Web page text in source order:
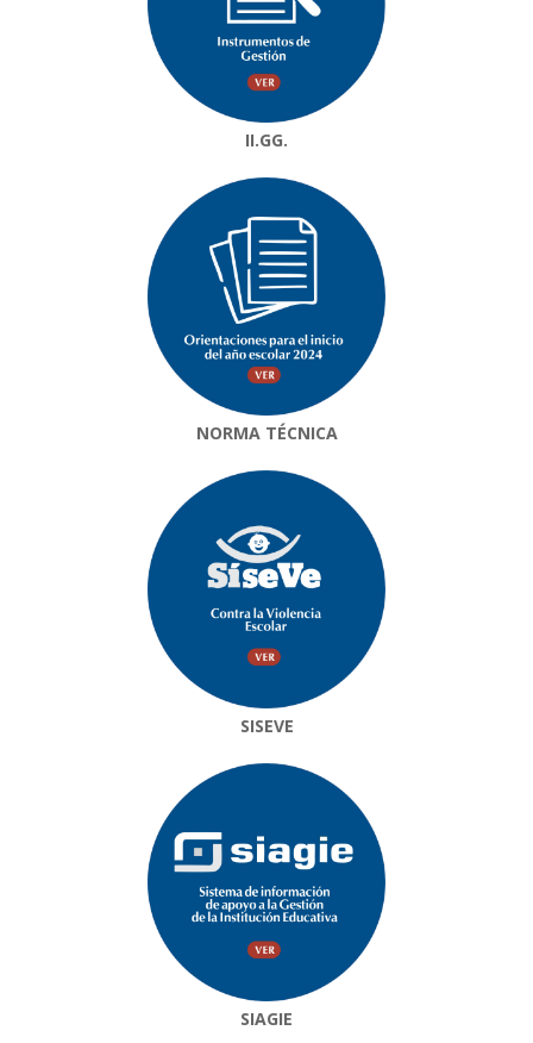
II.GG.
NORMA TÉCNICA
SISEVE
SIAGIE